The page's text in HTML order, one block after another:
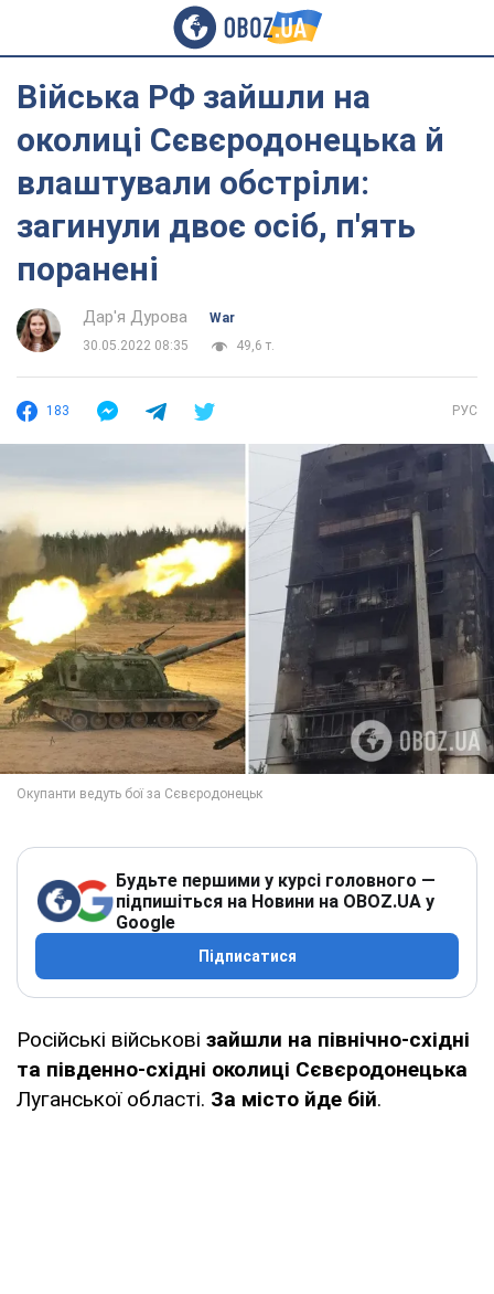
Війська РФ зайшли на
околиці Сєвєродонецька й
влаштували обстріли:
загинули двоє осіб, п'ять
поранені
Дар'я Дурова
War
30.05.2022 08:35
49,6 т.
183 РУС
Будьте першими у курсі головного —
підпишіться на Новини на OBOZ.UA у
Google
Підписатися
Російські військові зайшли на північно-східні
та південно-східні околиці Сєвєродонецька
Луганської області. За місто йде бій.